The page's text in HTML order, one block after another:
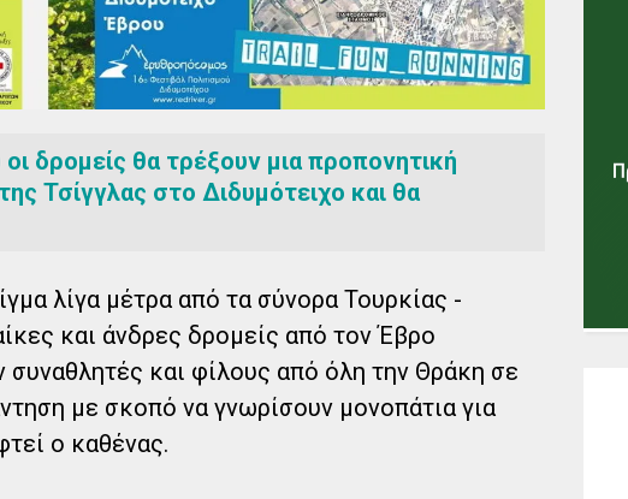
δρομείς θα τρέξουν μια προπονητική
Τσίγγλας στο Διδυμότειχο και θα
λίγα μέτρα από τα σύνορα Τουρκίας -
και άνδρες δρομείς από τον Έβρο
και φίλους από όλη την Θράκη σε
με σκοπό να γνωρίσουν μονοπάτια για
ο καθένας.